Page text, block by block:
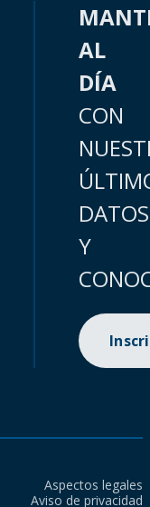
AL
DÍA
CON
DATOS
Y
Aspectos legales
Aviso de privacidad